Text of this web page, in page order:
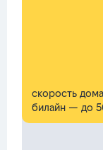
скорость
билайн — до